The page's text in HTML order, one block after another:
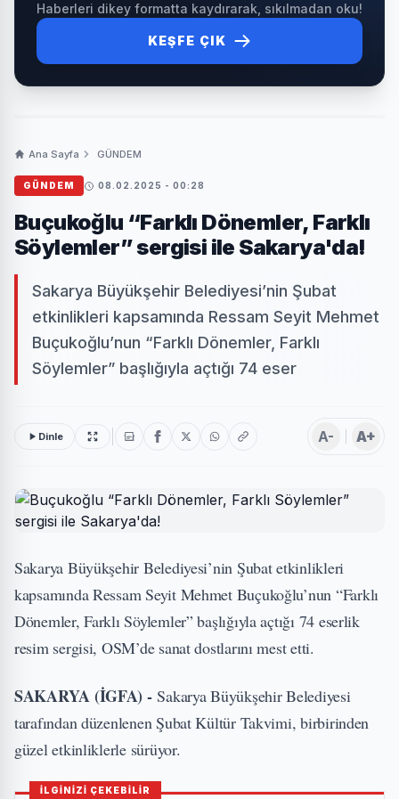
Haberleri dikey formatta kaydırarak, sıkılmadan oku!
KEŞFE ÇIK
Ana Sayfa GÜNDEM
GÜNDEM 08.02.2025 - 00:28
Buçukoğlu “Farklı Dönemler, Farklı
Söylemler” sergisi ile Sakarya'da!
Sakarya Büyükşehir Belediyesi’nin Şubat
etkinlikleri kapsamında Ressam Seyit Mehmet
Buçukoğlu’nun “Farklı Dönemler, Farklı
Söylemler” başlığıyla açtığı 74 eser
Dinle A- A+
Sakarya Büyükşehir Belediyesi’nin Şubat etkinlikleri
kapsamında Ressam Seyit Mehmet Buçukoğlu’nun “Farklı
Dönemler, Farklı Söylemler” başlığıyla açtığı 74 eserlik
resim sergisi, OSM’de sanat dostlarını mest etti.
SAKARYA (İGFA) -Sakarya Büyükşehir Belediyesi
tarafından düzenlenen Şubat Kültür Takvimi, birbirinden
güzel etkinliklerle sürüyor.
İLGİNİZİ ÇEKEBİLİR